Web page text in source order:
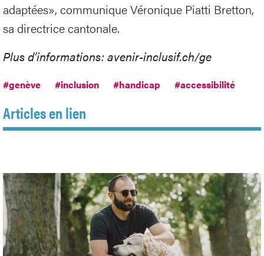
adaptées», communique Véronique Piatti Bretton,
sa directrice cantonale.
Plus d’informations: avenir-inclusif.ch/ge
#genève #inclusion #handicap #accessibilité
Articles en lien